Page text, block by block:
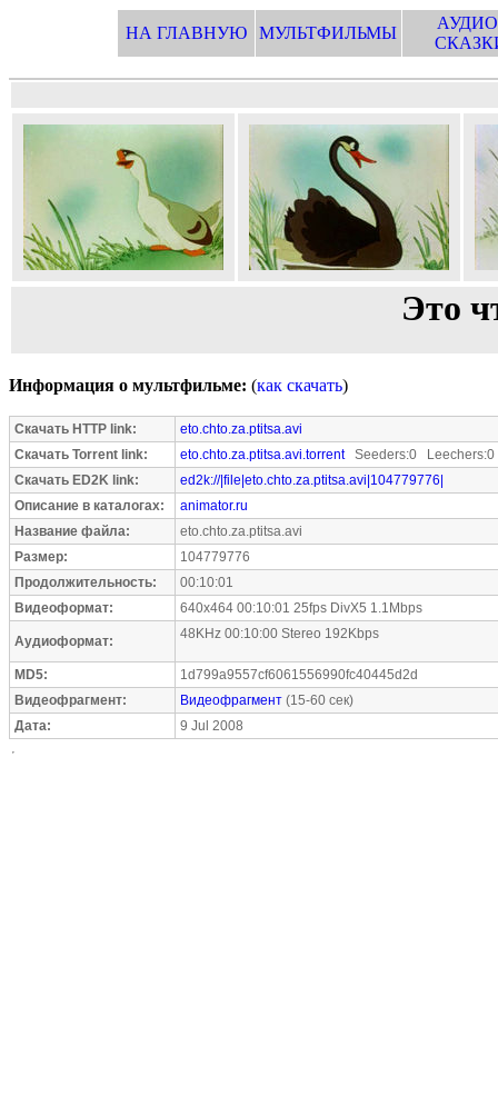
НА ГЛАВНУЮ МУЛЬТФИЛЬМЫ
Это
Информация о мультфильме: (как скачать)
Скачать HTTP link:
eto.chto.za.ptitsa.avi
Скачать Torrent link:
eto.chto.za.ptitsa.avi.torrentSeeders:0 Leechers:0
Скачать ED2K link:
ed2k://|file|eto.chto.za.ptitsa.avi|104779776|
Описание в каталогах:
animator.ru
Название файла:
eto.chto.za.ptitsa.avi
Размер:
104779776
Продолжительность:
00:10:01
Видеоформат:
640x464 00:10:01 25fps DivX5 1.1Mbps
Аудиоформат: 48KHz 00:10:00 Stereo 192Kbps
MD5:
1d799a9557cf6061556990fc40445d2d
Видеофрагмент:
Видеофрагмент (15-60 сек)
Дата:
9 Jul 2008